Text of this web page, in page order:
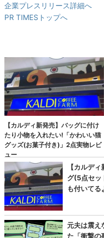
企業プレスリリース詳細へ
PR TIMESトップへ